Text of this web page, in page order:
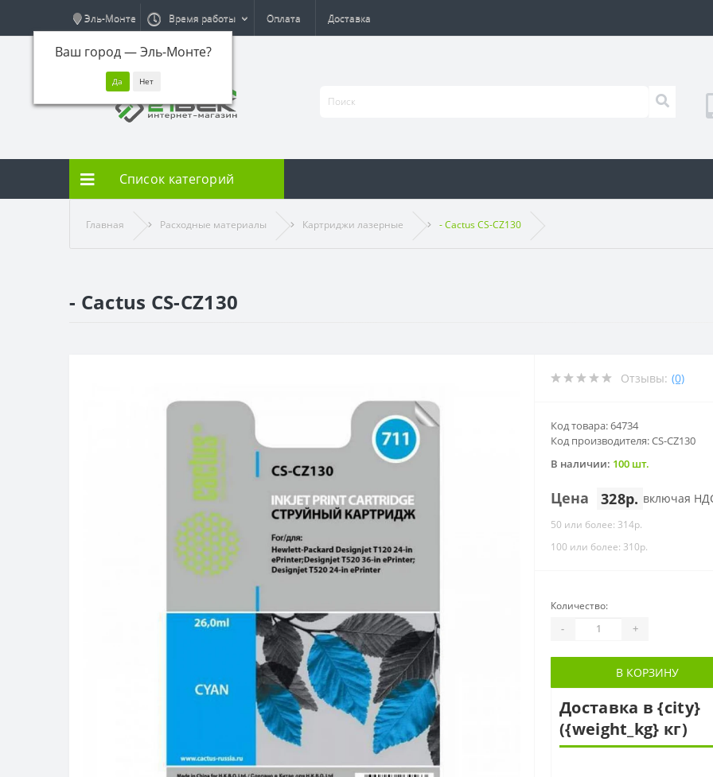
Эль-Монте
Ваш город —Эль-Монте?
Время работы Оплата Доставка
Список категорий
Главная Расходные материалы Картриджи лазерные - Cactus CS-CZ130
- Cactus CS-CZ130
Отзывы: (0)
Код товара: 64734
Код производителя: CS-CZ130
В наличии: 100 шт.
Цена 328р. включая
50 или более: 314р.
100 или более: 310р.
Количество:
- +
В КОРЗИНУ
Доставка в {city}
({weight_kg} кг)